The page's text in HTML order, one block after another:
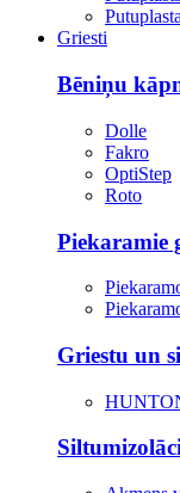
Griesti
Bēniņu
Dolle
Fakro
OptiStep
Roto
Piekaramie
Griestu un